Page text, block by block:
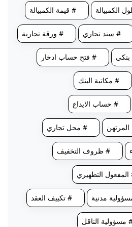
الكمبيالة # قيمة الكمبيالة
# سند تجاري # ورقة تجارية
# فتح حساب ادخار
# مكاتبة البنك
# حساب الايداع
المرتهن # محل تجاري
# ظروف التخفيف
المفعول التطهيري
مدنية # تكييف العقد
مسؤولية الناقل